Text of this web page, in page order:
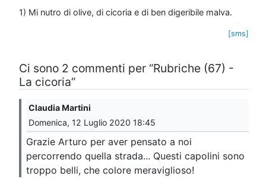
1) Mi nutro di olive, di cicoria e di ben digeribile malva.
[sms]
Ci sono 2 commenti per “Rubriche (67) -
La cicoria”
Claudia Martini
Domenica, 12 Luglio 2020 18:45
Grazie Arturo per aver pensato a noi
percorrendo quella strada... Questi capolini sono
troppo belli, che colore meraviglioso!